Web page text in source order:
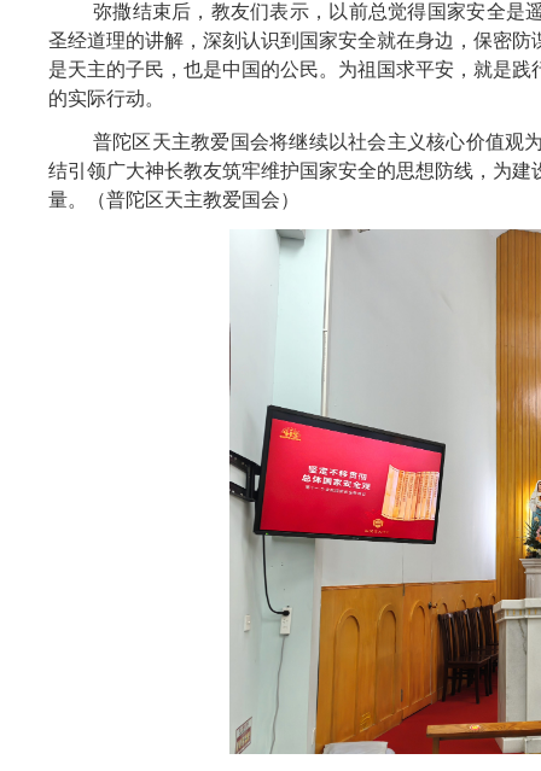
弥撒结束后，教友们表示，以前总觉得国家安全是
圣经道理的讲解，深刻认识到国家安全就在身边，保密
是天主的子民，也是中国的公民。为祖国求平安，就是
的实际行动。
普陀区天主教爱国会将继续以社会主义核心价值观
结引领广大神长教友筑牢维护国家安全的思想防线，为
量。（普陀区天主教爱国会）